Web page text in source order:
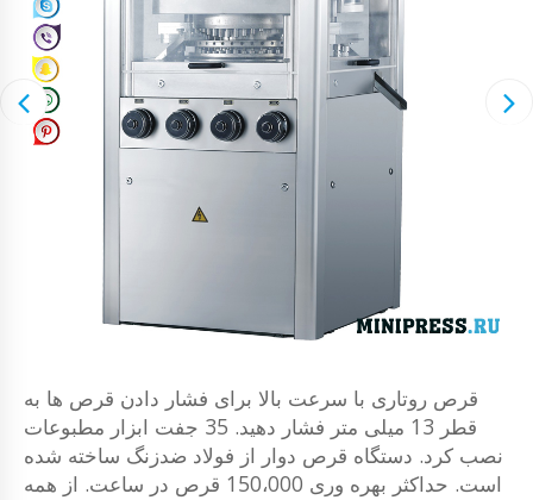
قرص روتاری با سرعت بالا برای فشار دادن قرص ها به
قطر 13 میلی متر فشار دهید. 35 جفت ابزار مطبوعات
نصب کرد. دستگاه قرص دوار از فولاد ضدزنگ ساخته شده
است. حداکثر بهره وری 150،000 قرص در ساعت. از همه